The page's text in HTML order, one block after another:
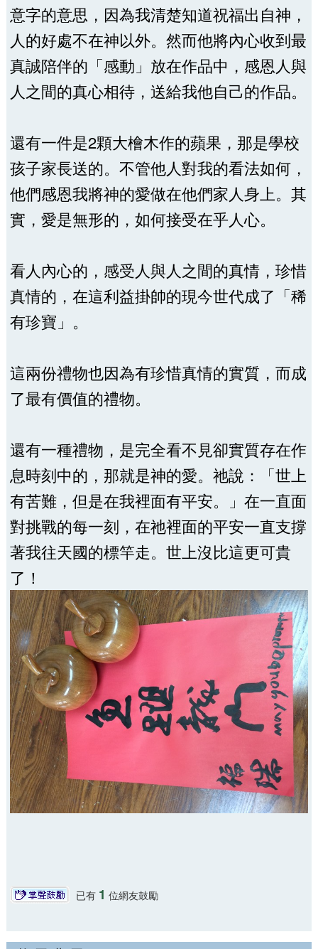
意字的意思，因為我清楚知道祝福出自神，
人的好處不在神以外。然而他將內心收到最
真誠陪伴的「感動」放在作品中，感恩人與
人之間的真心相待，送給我他自己的作品。
還有一件是2顆大檜木作的蘋果，那是學校
孩子家長送的。不管他人對我的看法如何，
他們感恩我將神的愛做在他們家人身上。其
實，愛是無形的，如何接受在乎人心。
看人內心的，感受人與人之間的真情，珍惜
真情的，在這利益掛帥的現今世代成了「稀
有珍寶」。
這兩份禮物也因為有珍惜真情的實質，而成
了最有價值的禮物。
還有一種禮物，是完全看不見卻實質存在作
息時刻中的，那就是神的愛。祂說：「世上
有苦難，但是在我裡面有平安。」在一直面
對挑戰的每一刻，在祂裡面的平安一直支撐
著我往天國的標竿走。世上沒比這更可貴
了！
已有 1 位網友鼓勵